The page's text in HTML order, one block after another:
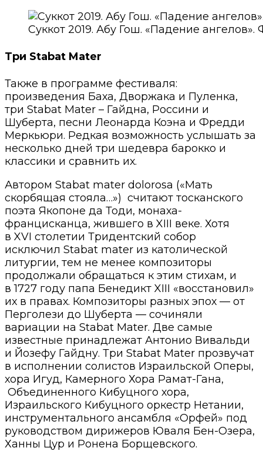
Суккот 2019. Абу Гош. «Падение
Три Stabat Mater
Также в программе фестиваля:
произведения Баха, Дворжака и Пуленка,
три Stabat Mater – Гайдна, Россини и
Шуберта, песни Леонарда Коэна и Фредди
Меркьюри. Редкая возможность услышать за
несколько дней три шедевра барокко и
классики и сравнить их.
Автором Stabat mater dolorosa («Мать
скорбящая стояла…») считают тосканского
поэта Якопоне да Тоди, монаха-
францисканца, жившего в XIII веке. Хотя
в XVI столетии Тридентский собор
исключил Stabat mater из католической
литургии, тем не менее композиторы
продолжали обращаться к этим стихам, и
в 1727 году папа Бенедикт XIII «восстановил»
их в правах. Композиторы разных эпох — от
Перголези до Шуберта — сочиняли
вариации на Stabat Mater. Две самые
известные принадлежат Антонио Вивальди
и Йозефу Гайдну. Три Stabat Mater прозвучат
в исполнении солистов Израильской Оперы,
хора Игуд, Камерного Хора Рамат-Гана,
Объединенного Кибуцного хора,
Израильского Кибуцного оркестр Нетании,
инструментального ансамбля «Орфей» под
руководством дирижеров Юваля Бен-Озера,
Ханны Цур и Ронена Борщевского.